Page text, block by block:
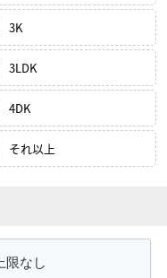
3K
3LDK
4DK
それ以上